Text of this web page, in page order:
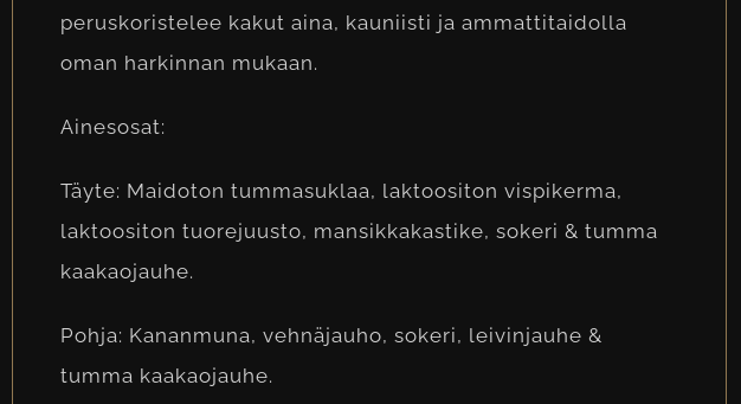
peruskoristelee kakut aina, kauniisti ja ammattitaidolla
oman harkinnan mukaan.
Ainesosat:
Täyte: Maidoton tummasuklaa, laktoositon vispikerma,
laktoositon tuorejuusto, mansikkakastike, sokeri & tumma
kaakaojauhe.
Pohja: Kananmuna, vehnäjauho, sokeri, leivinjauhe &
tumma kaakaojauhe.